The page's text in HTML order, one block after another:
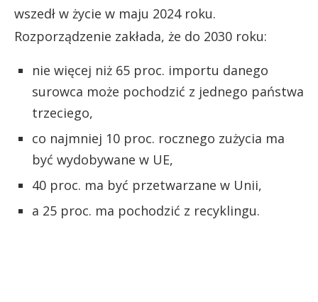
wszedł w życie w maju 2024 roku.
Rozporządzenie zakłada, że do 2030 roku:
nie więcej niż 65 proc. importu danego
surowca może pochodzić z jednego państwa
trzeciego,
co najmniej 10 proc. rocznego zużycia ma
być wydobywane w UE,
40 proc. ma być przetwarzane w Unii,
a 25 proc. ma pochodzić z recyklingu.